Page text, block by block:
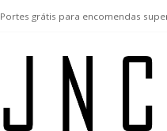
Portes grátis para encomendas